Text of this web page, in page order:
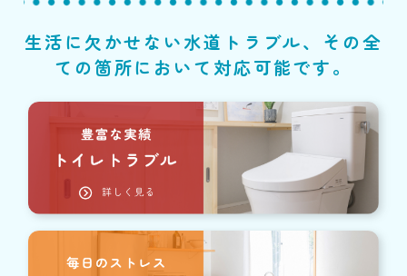
生活に欠かせない水道トラブル、その全
ての箇所において対応可能です。